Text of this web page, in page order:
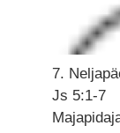
7.
Js 5:1-7